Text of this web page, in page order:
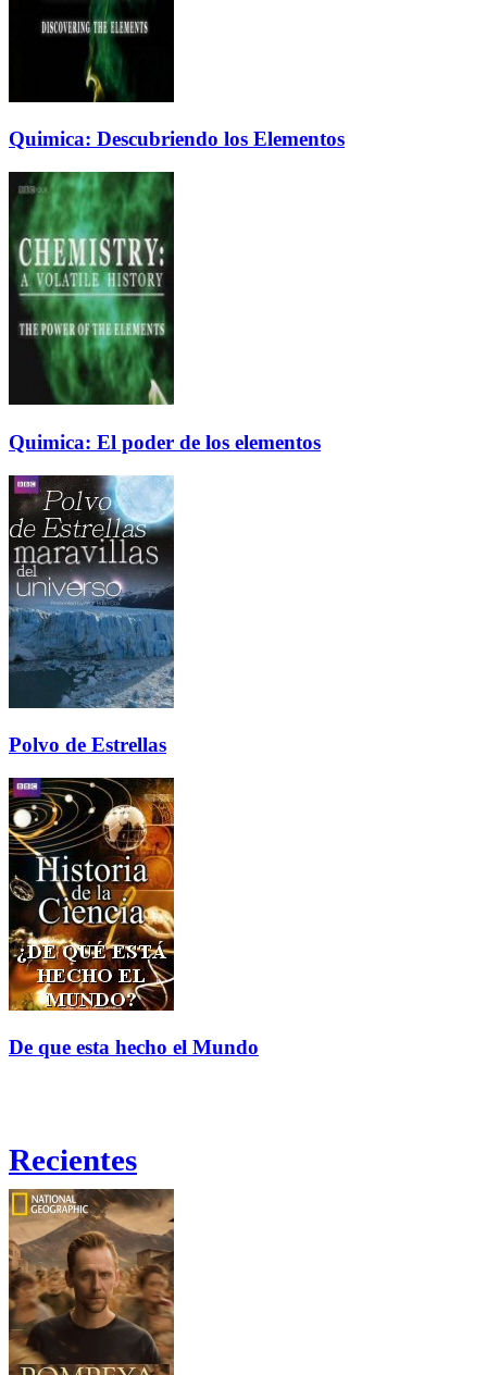
Quimica: Descubriendo los Elementos
Quimica: El poder de los elementos
Polvo de Estrellas
De que esta hecho el Mundo
Recientes